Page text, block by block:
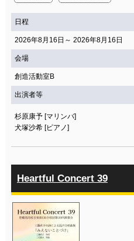
日程
2026年8月16日～ 2026年8月16日
会場
創造活動室B
出演者等
杉原康予 [マリンバ]
犬塚沙希 [ピアノ]
Heartful Concert 39